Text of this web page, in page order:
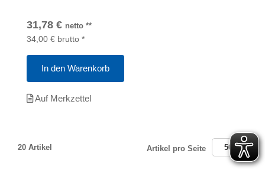
31,78 € netto **
34,00 € brutto *
In den Warenkorb
Auf Merkzettel
20 Artikel Artikel pro Seite 50